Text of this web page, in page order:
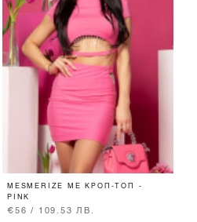
MESMERIZE ME КРОП-ТОП -
PINK
€56 / 109.53 ЛВ.